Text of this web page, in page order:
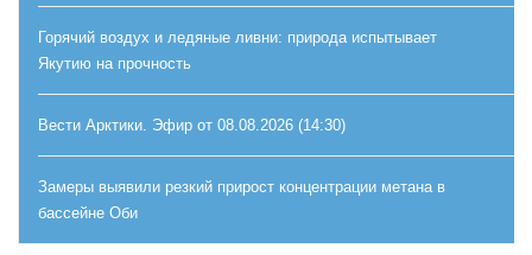
Горячий воздух и ледяные ливни: природа испытывает
Якутию на прочность
Вести Арктики. Эфир от 08.08.2026 (14:30)
Замеры выявили резкий прирост концентрации метана в
бассейне Оби